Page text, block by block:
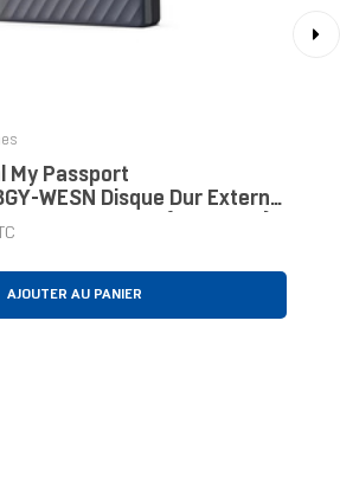
My Passport
WESN Disque Dur Externe
C 3.2 Gen 1 (3.1 Gen 1)
AJOUTER AU PANIER